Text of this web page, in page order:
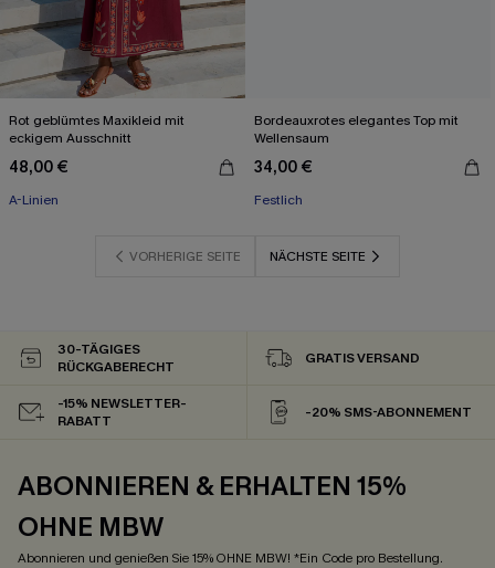
Rot geblümtes Maxikleid mit
eckigem Ausschnitt
48,00 €
A-Linien
Bordeauxrotes elegantes Top mit
Wellensaum
34,00 €
Festlich
VORHERIGE SEITE NÄCHSTE SEITE
30-TÄGIGES
RÜCKGABERECHT
GRATIS VERSAND
-15% NEWSLETTER-
RABATT
-20% SMS-ABONNEMENT
ABONNIEREN & ERHALTEN 15%
OHNE MBW
Abonnieren und genießen Sie 15% OHNE MBW! *Ein Code pro Bestellung.